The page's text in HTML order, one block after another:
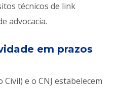
técnicos de link
advocacia.
em prazos
Civil) e o CNJ estabelecem